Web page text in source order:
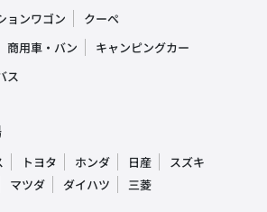
ョンワゴン
クーペ
商用車・バン
キャンピングカー
ス
トヨタ ホンダ 日産
スズキ
マツダ ダイハツ 三菱